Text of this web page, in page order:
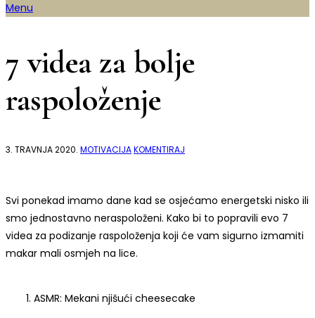
Menu
7 videa za bolje
raspoloženje
3. TRAVNJA 2020. MOTIVACIJAKOMENTIRAJ
RASPOLOŽENJE
Svi ponekad imamo dane kad se osjećamo energetski nisko ili
smo jednostavno neraspoloženi. Kako bi to popravili evo 7
videa za podizanje raspoloženja koji će vam sigurno izmamiti
makar mali osmjeh na lice.
ASMR: Mekani njišući cheesecake